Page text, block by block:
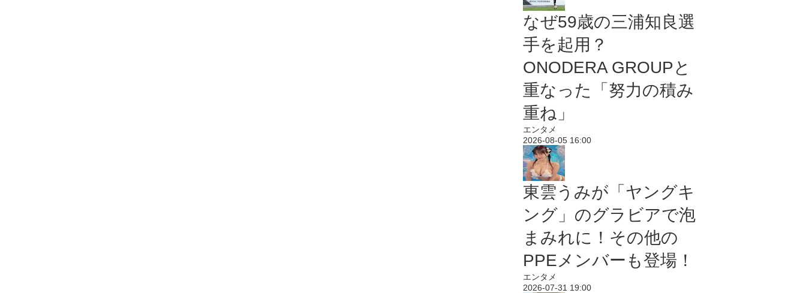
なぜ59歳の三浦知良選
手を起用？
ONODERA GROUPと
重なった「努力の積み
重ね」
エンタメ
2026-08-05 16:00
東雲うみが「ヤングキ
ング」のグラビアで泡
まみれに！その他の
PPEメンバーも登場！
エンタメ
2026-07-31 19:00